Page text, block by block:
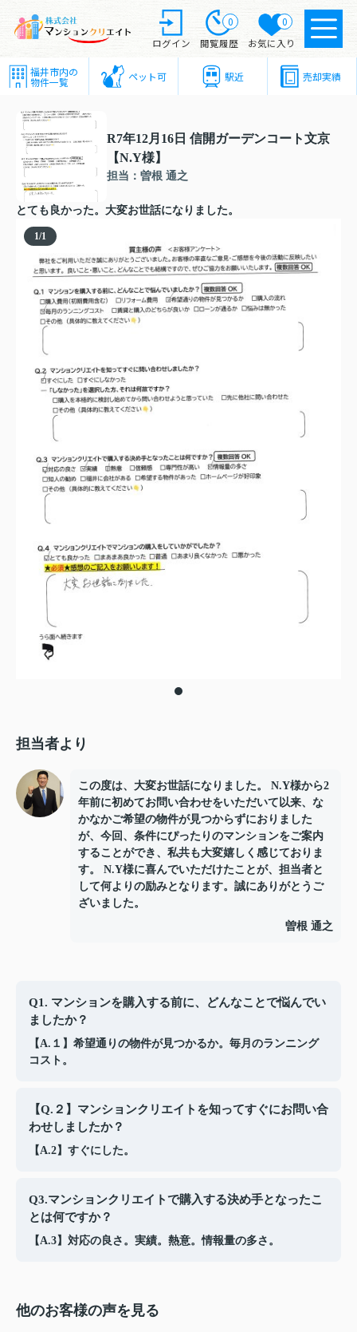
ログイン
0
閲覧履歴
0
お気に入り
福井市内の
物件一覧 ペット可 駅近 売却実績
R7年12月16日 信開ガーデンコート文京
【N.Y様】
担当：曽根 通之
とても良かった。大変お世話になりました。
1/1
担当者より
この度は、大変お世話になりました。 N.Y様から2
年前に初めてお問い合わせをいただいて以来、な
かなかご希望の物件が見つからずにおりました
が、今回、条件にぴったりのマンションをご案内
することができ、私共も大変嬉しく感じておりま
す。 N.Y様に喜んでいただけたことが、担当者と
して何よりの励みとなります。誠にありがとうご
ざいました。
曽根 通之
Q1. マンションを購入する前に、どんなことで悩んでい
ましたか？
【A.１】希望通りの物件が見つかるか。毎月のランニング
コスト。
【Q.２】マンションクリエイトを知ってすぐにお問い合
わせしましたか？
【A.2】すぐにした。
Q3.マンションクリエイトで購入する決め手となったこ
とは何ですか？
【A.3】対応の良さ。実績。熱意。情報量の多さ。
他のお客様の声を見る